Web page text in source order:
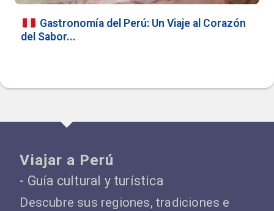
Gastronomía del Perú: Un Viaje al Corazón
del Sabor...
Viajar a Perú
- Guía cultural y turística
Descubre sus regiones, tradiciones e